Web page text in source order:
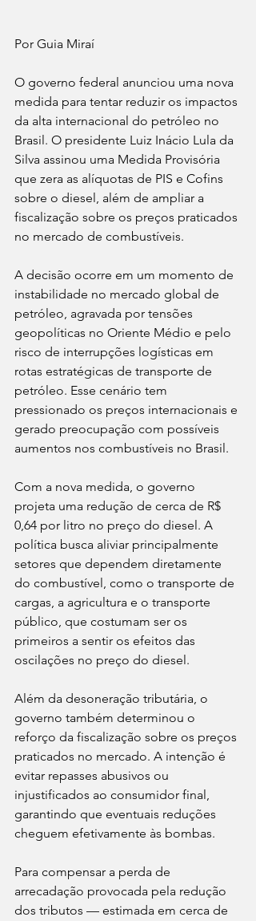
Por Guia Miraí
O governo federal anunciou uma nova
medida para tentar reduzir os impactos
da alta internacional do petróleo no
Brasil. O presidente Luiz Inácio Lula da
Silva assinou uma Medida Provisória
que zera as alíquotas de PIS e Cofins
sobre o diesel, além de ampliar a
fiscalização sobre os preços praticados
no mercado de combustíveis.
A decisão ocorre em um momento de
instabilidade no mercado global de
petróleo, agravada por tensões
geopolíticas no Oriente Médio e pelo
risco de interrupções logísticas em
rotas estratégicas de transporte de
petróleo. Esse cenário tem
pressionado os preços internacionais e
gerado preocupação com possíveis
aumentos nos combustíveis no Brasil.
Com a nova medida, o governo
projeta uma redução de cerca de R$
0,64 por litro no preço do diesel. A
política busca aliviar principalmente
setores que dependem diretamente
do combustível, como o transporte de
cargas, a agricultura e o transporte
público, que costumam ser os
primeiros a sentir os efeitos das
oscilações no preço do diesel.
Além da desoneração tributária, o
governo também determinou o
reforço da fiscalização sobre os preços
praticados no mercado. A intenção é
evitar repasses abusivos ou
injustificados ao consumidor final,
garantindo que eventuais reduções
cheguem efetivamente às bombas.
Para compensar a perda de
arrecadação provocada pela redução
dos tributos — estimada em cerca de